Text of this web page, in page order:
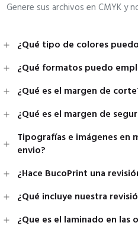
Genere sus archivos en CMYK y
¿Qué tipo de colores
¿Qué formatos puedo
¿Qué es el margen de
¿Qué es el margen de
Tipografías e imágenes en
envio?
¿Hace BucoPrint una
¿Qué incluye nuestra
¿Que es el laminado en las